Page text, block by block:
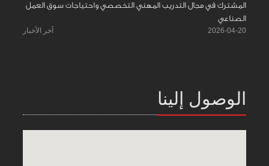
المشترك في مجال التدريب المهني التخصصي واحتياجات سوق العمل
الصناعي
2026-04-20 آخر الأخبار
الوصول إلينا